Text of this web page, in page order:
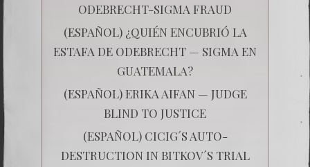
ODEBRECHT-SIGMA FRAUD
(ESPAÑOL) ¿QUIÉN ENCUBRIÓ LA
ESTAFA DE ODEBRECHT — SIGMA EN
GUATEMALA?
(ESPAÑOL) ERIKA AIFAN — JUDGE
BLIND TO JUSTICE
(ESPAÑOL) CICIG´S AUTO-
DESTRUCTION IN BITKOV´S TRIAL